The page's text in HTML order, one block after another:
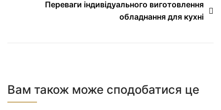
Переваги індивідуального виготовлення
обладнання для кухні
Вам також може сподобатися це